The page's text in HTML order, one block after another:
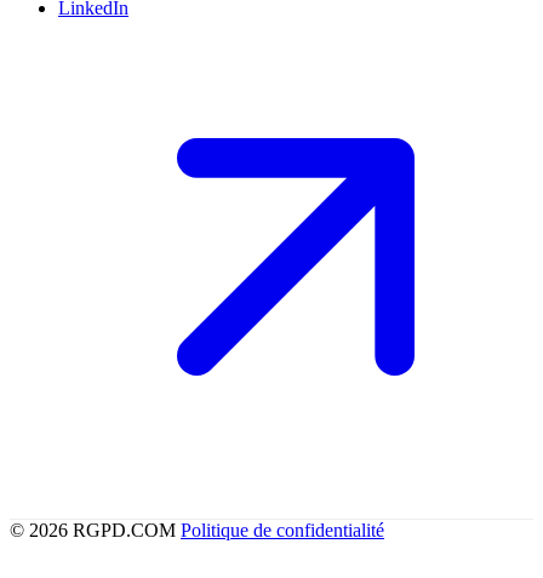
LinkedIn
© 2026 RGPD.COM Politique de confidentialité